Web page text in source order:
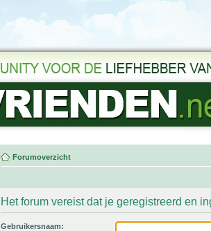
Forumoverzicht
Het forum vereist dat je geregistreerd en
Gebruikersnaam: